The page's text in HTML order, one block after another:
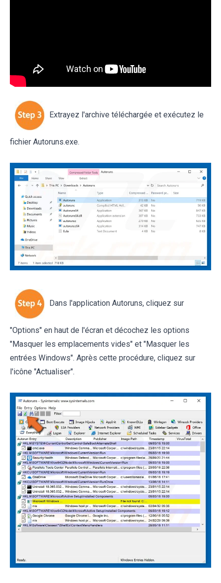
Extrayez l'archive téléchargée et exécutez le
fichier Autoruns.exe.
Dans l'application Autoruns, cliquez sur
"Options" en haut de l'écran et décochez les options
"Masquer les emplacements vides" et "Masquer les
entrées Windows". Après cette procédure, cliquez sur
l'icône "Actualiser".